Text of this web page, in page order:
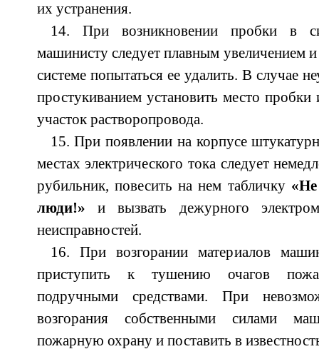
их устранения.
14. При возникновении пробки в
машинисту следует плавным увеличением
системе попытаться ее удалить. В случае
простукиванием установить место пробки
участок растворопровода.
15. При появлении на корпусе
местах электрического тока следует
рубильник, повесить на нем табличку
люди!» и вызвать дежурного
неисправностей.
16. При возгорании материалов
приступить к тушению очагов
подручными средствами. При
возгорания собственными силами
пожарную охрану и поставить в